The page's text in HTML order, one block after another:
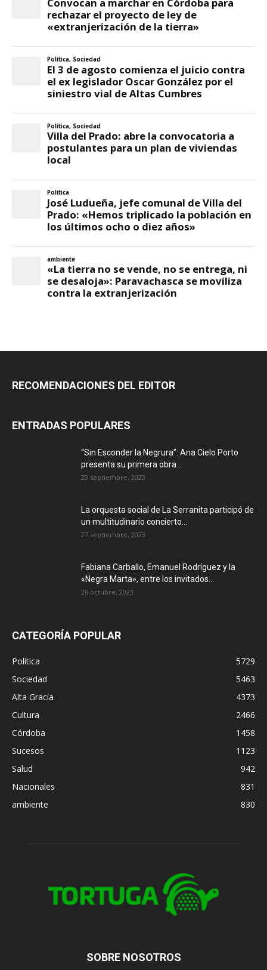
RECOMENDACIONES DEL EDITOR
ENTRADAS POPULARES
“Sin Esconder la Negrura”: Ana Cielo Porto
presenta su primera obra...
23 septiembre, 2023
La orquesta social de La Serranita participó de
un multitudinario concierto...
27 septiembre, 2023
Fabiana Carballo, Emanuel Rodríguez y la
«Negra Marta», entre los invitados...
26 octubre, 2023
CATEGORÍA POPULAR
Política
5729
Sociedad
5463
Alta Gracia
4373
Cultura
2466
Córdoba
1458
Sucesos
1123
Salud
942
Nacionales
831
ambiente
830
SOBRE NOSOTROS